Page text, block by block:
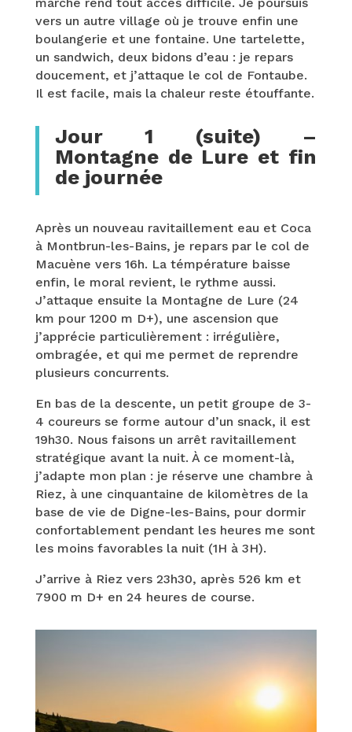
vers un autre village où je trouve enfin une
boulangerie et une fontaine. Une tartelette,
un sandwich, deux bidons d’eau : je repars
doucement, et j’attaque le col de Fontaube.
Il est facile, mais la chaleur reste étouffante.
Jour 1 (suite) –
Montagne de Lure et fin
de journée
Après un nouveau ravitaillement eau et Coca
à Montbrun-les-Bains, je repars par le col de
Macuène vers 16h. La témpérature baisse
enfin, le moral revient, le rythme aussi.
J’attaque ensuite la Montagne de Lure (24
km pour 1200 m D+), une ascension que
j’apprécie particulièrement : irrégulière,
ombragée, et qui me permet de reprendre
plusieurs concurrents.
En bas de la descente, un petit groupe de 3-
4 coureurs se forme autour d’un snack, il est
19h30. Nous faisons un arrêt ravitaillement
stratégique avant la nuit. À ce moment-là,
j’adapte mon plan : je réserve une chambre à
Riez, à une cinquantaine de kilomètres de la
base de vie de Digne-les-Bains, pour dormir
confortablement pendant les heures me sont
les moins favorables la nuit (1H à 3H).
J’arrive à Riez vers 23h30, après 526 km et
7900 m D+ en 24 heures de course.